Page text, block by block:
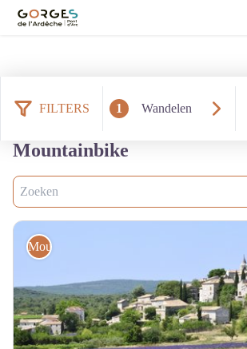
FILTERS 1 Wandelen
10 resultaten wandelen:
Mountainbike
Zoek
Mountainbike